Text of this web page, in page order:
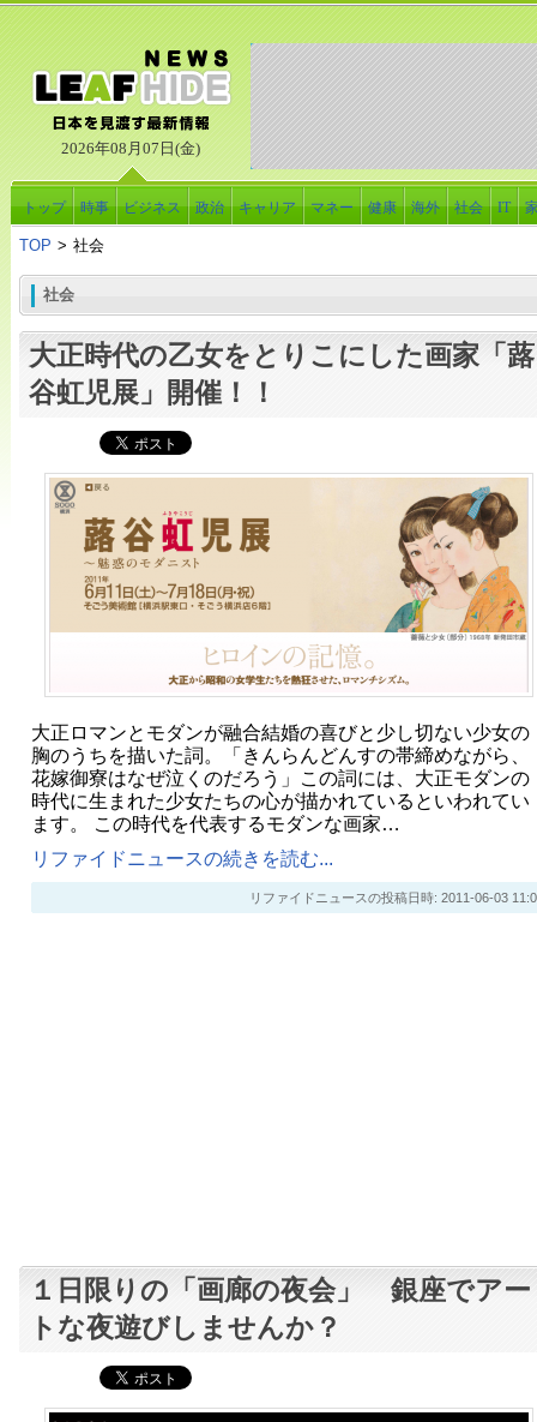
2026年08月07日(金)
トップ 時事 ビジネス 政治 キャリア マネー 健康 海外 社会 IT
TOP > 社会
社会
大正時代の乙女をとりこにした画家「蕗
谷虹児展」開催！！
大正ロマンとモダンが融合結婚の喜びと少し切ない少女の
胸のうちを描いた詞。「きんらんどんすの帯締めながら、
花嫁御寮はなぜ泣くのだろう」この詞には、大正モダンの
時代に生まれた少女たちの心が描かれているといわれてい
ます。 この時代を代表するモダンな画家…
リファイドニュースの続きを読む...
リファイドニュースの投稿日時: 2011-06-03
１日限りの「画廊の夜会」 銀座でアー
トな夜遊びしませんか？